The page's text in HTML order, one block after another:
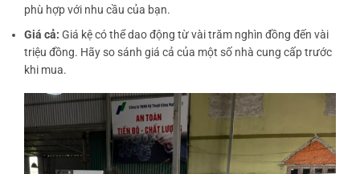
phù hợp với nhu cầu của bạn.
Giá cả: Giá kệ có thể dao động từ vài trăm nghìn đồng đến vài
triệu đồng. Hãy so sánh giá cả của một số nhà cung cấp trước
khi mua.